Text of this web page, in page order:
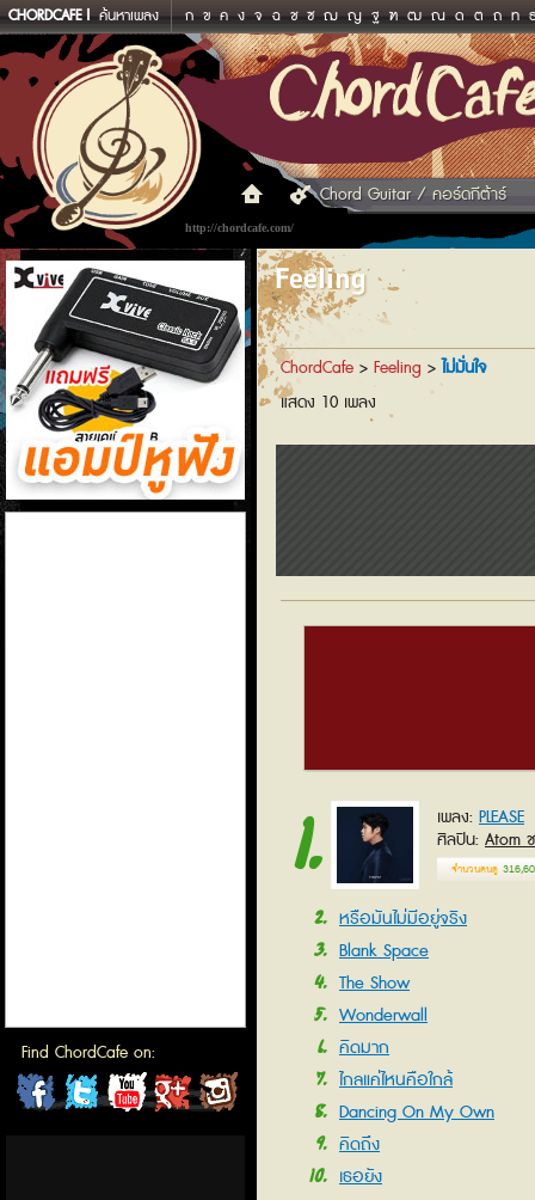
CHORDCAFE ค้นหาเพลง ก ข ค ง จ ฉ ช ซ ฌ ญ ฐ ฑ ฒ ณ ด ต ถ ท
http://chordcafe.com/
Chord Guitar / คอร์ดกีต้าร์
แอมป์หูฟัง
Find ChordCafe on:
ChordCafeChordCafeChordCafeChordCafe
Feeling
ChordCafe > Feeling > ไม่มั่นใจ
แสดง 10 เพลง
1 เพลง PLEASE
ศิลปิน Atom
จำนวนคนดู
2 หรือมันไม่มีอยู่จริง
3 Blank Space
4 The Show
5 Wonderwall
6 คิดมาก
7 ไกลแค่ไหนคือใกล้
8 Dancing On My Own
9 คิดถึง
10 เธอยัง